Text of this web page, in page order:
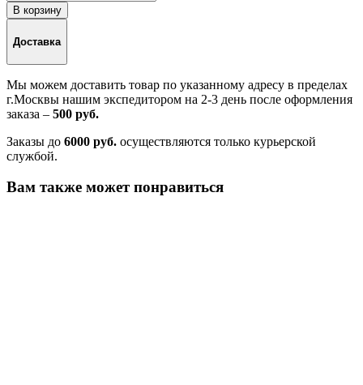
В корзину
Доставка
Мы можем доставить товар по указанному адресу в пределах
г.Москвы нашим экспедитором на 2-3 день после оформления
заказа – 500 руб.
Заказы до 6000 руб. осуществляются только курьерской
службой.
Вам также может понравиться